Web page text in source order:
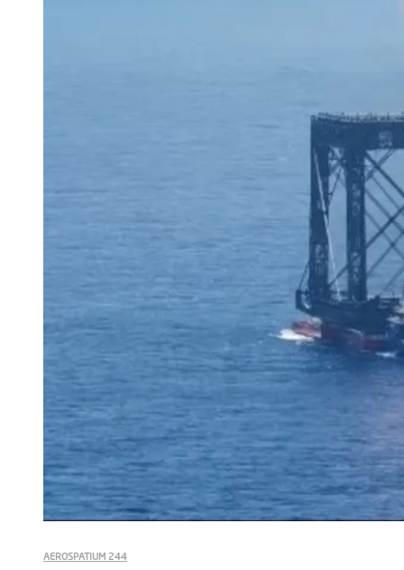
AEROSPATIUM 244